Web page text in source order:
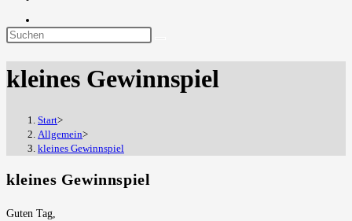
Diese
durchsuchen
kleines Gewinnspiel
Start>
Allgemein>
kleines Gewinnspiel
kleines Gewinnspiel
Guten Tag,